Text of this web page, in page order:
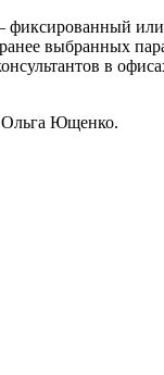
выбранных
в
Ольга Ющенко.